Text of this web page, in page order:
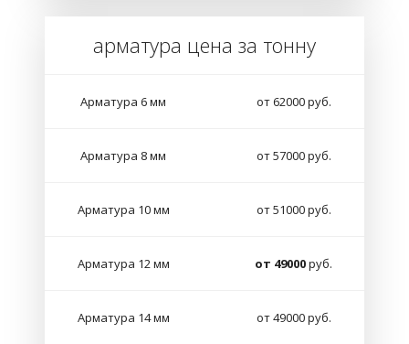
арматура цена за тонну
Арматура 6 мм от 62000 руб.
Арматура 8 мм от 57000 руб.
Арматура 10 мм от 51000 руб.
Арматура 12 мм от 49000руб.
Арматура 14 мм от 49000 руб.